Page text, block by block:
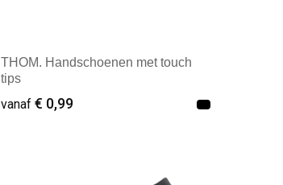
THOM. Handschoenen met touch
tips
vanaf € 0,99